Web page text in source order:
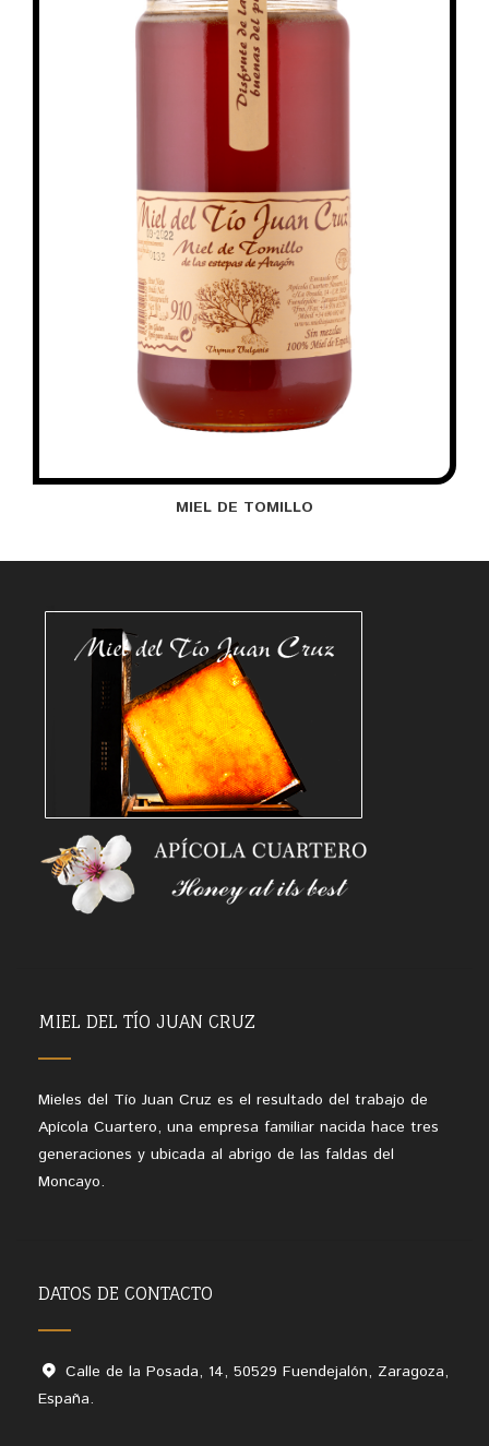
MIEL DE TOMILLO
MIEL DEL TÍO JUAN CRUZ
Mieles del Tío Juan Cruz es el resultado del trabajo de
Apícola Cuartero, una empresa familiar nacida hace tres
generaciones y ubicada al abrigo de las faldas del
Moncayo.
DATOS DE CONTACTO
Calle de la Posada, 14, 50529 Fuendejalón, Zaragoza,
España.